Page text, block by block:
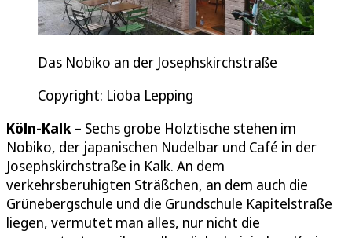
Das Nobiko an der Josephskirchstraße
Copyright: Lioba Lepping
Köln-Kalk – Sechs grobe Holztische stehen im
Nobiko, der japanischen Nudelbar und Café in der
Josephskirchstraße in Kalk. An dem
verkehrsberuhigten Sträßchen, an dem auch die
Grünebergschule und die Grundschule Kapitelstraße
liegen, vermutet man alles, nur nicht die